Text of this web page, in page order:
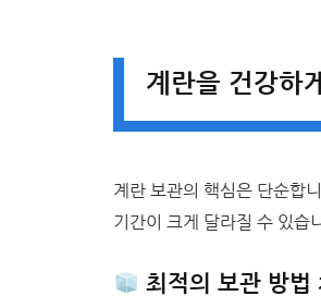
계란을 건강하
계란 보관의 핵심은 단순합
기간이 크게 달라질 수 있습
최적의 보관 방법